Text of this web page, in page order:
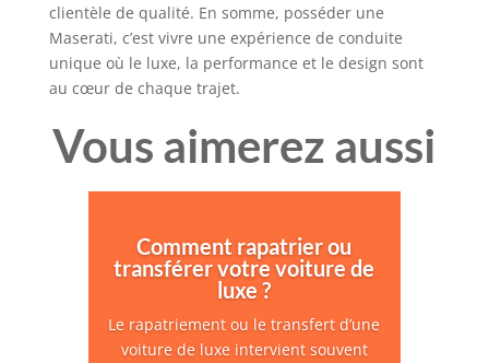
clientèle de qualité. En somme, posséder une
Maserati, c’est vivre une expérience de conduite
unique où le luxe, la performance et le design sont
au cœur de chaque trajet.
Vous aimerez aussi
Comment rapatrier ou
transférer votre voiture de
luxe ?
Le rapatriement ou le transfert d’une
voiture de luxe intervient souvent